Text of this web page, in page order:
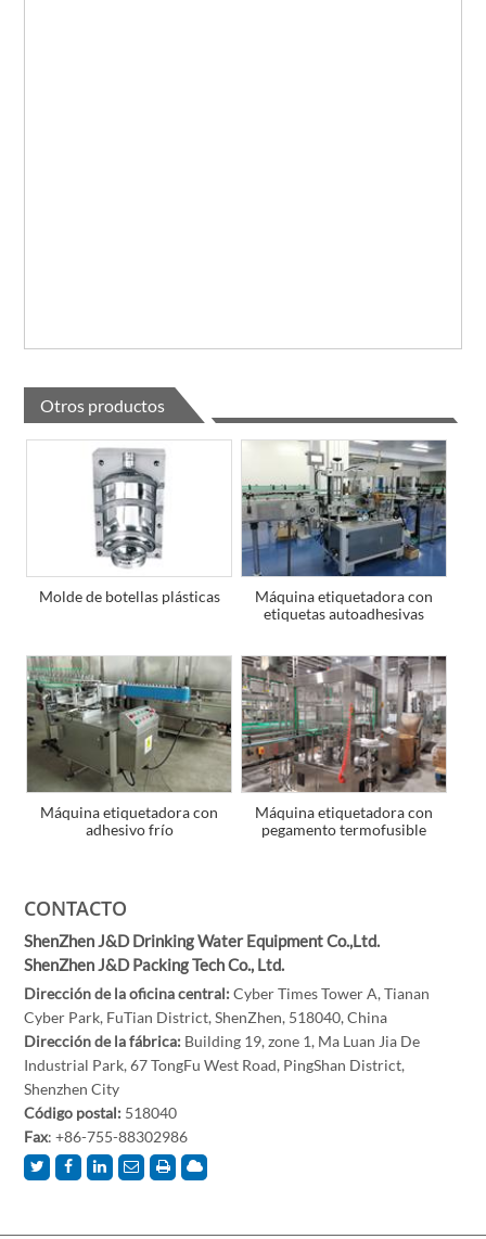
Otros productos
Molde de botellas plásticas
Máquina etiquetadora con
etiquetas autoadhesivas
Máquina etiquetadora con
adhesivo frío
Máquina etiquetadora con
pegamento termofusible
CONTACTO
ShenZhen J&D Drinking Water Equipment Co.,Ltd.
ShenZhen J&D Packing Tech Co., Ltd.
Dirección de la oficina central:Cyber Times Tower A, Tianan
Cyber Park, FuTian District, ShenZhen, 518040, China
Dirección de la fábrica: Building 19, zone 1, Ma Luan Jia De
Industrial Park, 67 TongFu West Road, PingShan District,
Shenzhen City
Código postal: 518040
Fax: +86-755-88302986